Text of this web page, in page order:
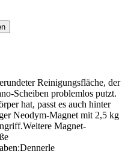
Reinigungsfläche, der
Scheiben problemlos putzt.
hat, passt es auch hinter
Neodym-Magnet mit 2,5 kg
Magnet-